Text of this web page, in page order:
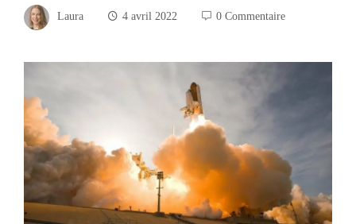
Laura 4 avril 2022 0 Commentaire